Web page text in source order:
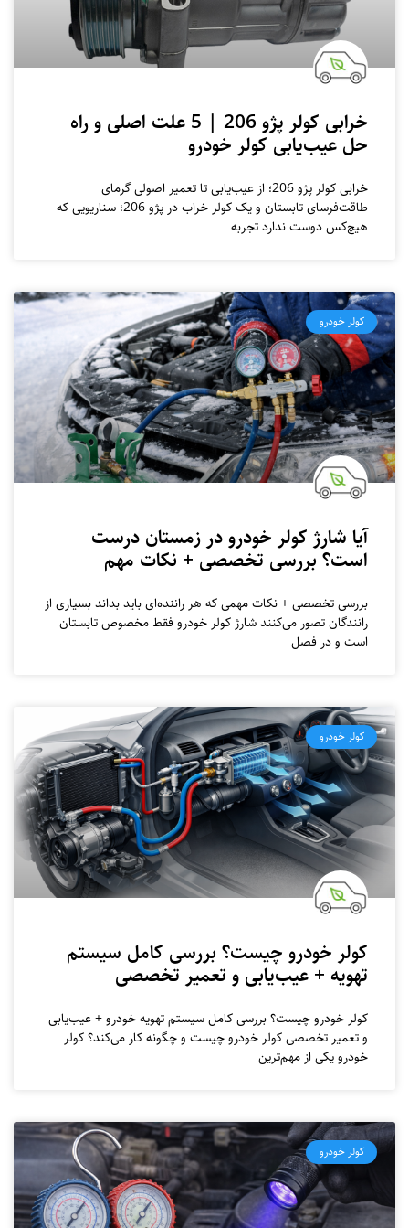
خرابی کولر پژو 206 | 5 علت اصلی و راه
حل عیب‌یابی کولر خودرو
خرابی کولر پژو 206؛ از عیب‌یابی تا تعمیر اصولی گرمای
طاقت‌فرسای تابستان و یک کولر خراب در پژو 206؛ سناریویی که
هیچ‌کس دوست ندارد تجربه
کولر خودرو
آیا شارژ کولر خودرو در زمستان درست
است؟ بررسی تخصصی + نکات مهم
بررسی تخصصی + نکات مهمی که هر راننده‌ای باید بداند بسیاری از
رانندگان تصور می‌کنند شارژ کولر خودرو فقط مخصوص تابستان
است و در فصل
کولر خودرو
کولر خودرو چیست؟ بررسی کامل سیستم
تهویه + عیب‌یابی و تعمیر تخصصی
کولر خودرو چیست؟ بررسی کامل سیستم تهویه خودرو + عیب‌یابی
و تعمیر تخصصی کولر خودرو چیست و چگونه کار می‌کند؟ کولر
خودرو یکی از مهم‌ترین
کولر خودرو